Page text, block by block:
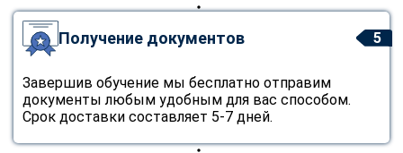
5
Получение документов
Завершив обучение мы бесплатно отправим
документы любым удобным для вас способом.
Срок доставки составляет 5-7 дней.